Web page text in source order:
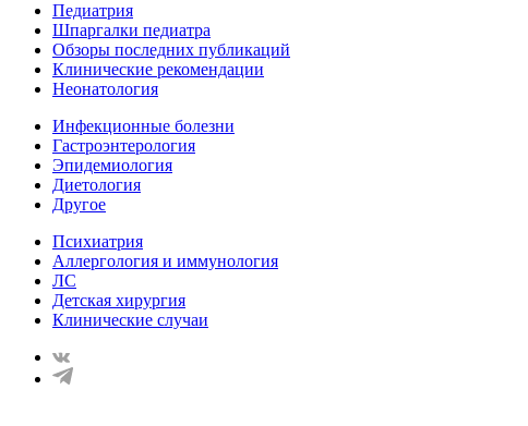
Педиатрия
Шпаргалки педиатра
Обзоры последних публикаций
Клинические рекомендации
Неонатология
Инфекционные болезни
Гастроэнтерология
Эпидемиология
Диетология
Другое
Психиатрия
Аллергология и иммунология
ЛС
Детская хирургия
Клинические случаи